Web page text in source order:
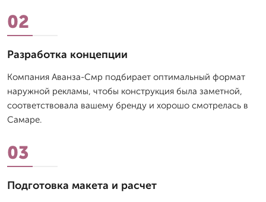
02
Разработка концепции
Компания Аванза-Смр подбирает оптимальный формат
наружной рекламы, чтобы конструкция была заметной,
соответствовала вашему бренду и хорошо смотрелась в
Самаре.
03
Подготовка макета и расчет